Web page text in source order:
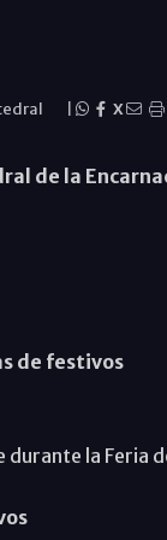
X
de la
de festivos
durante la Feria